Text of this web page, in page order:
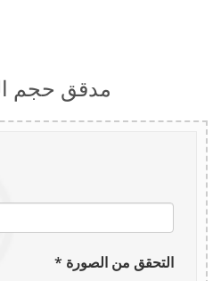
مدقق حجم
التحقق من الصورة *